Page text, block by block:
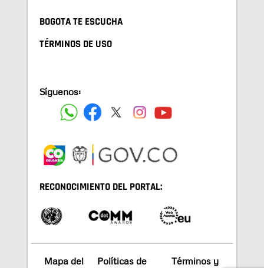
BOGOTA TE ESCUCHA
TÉRMINOS DE USO
Síguenos:
RECONOCIMIENTO DEL PORTAL:
Mapa del
Políticas de
Términos y